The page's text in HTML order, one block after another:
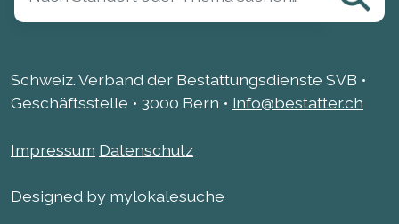
Schweiz. Verband der Bestattungsdienste SVB •
Geschäftsstelle • 3000 Bern • info@bestatter.ch
Impressum Datenschutz
Designed by mylokalesuche